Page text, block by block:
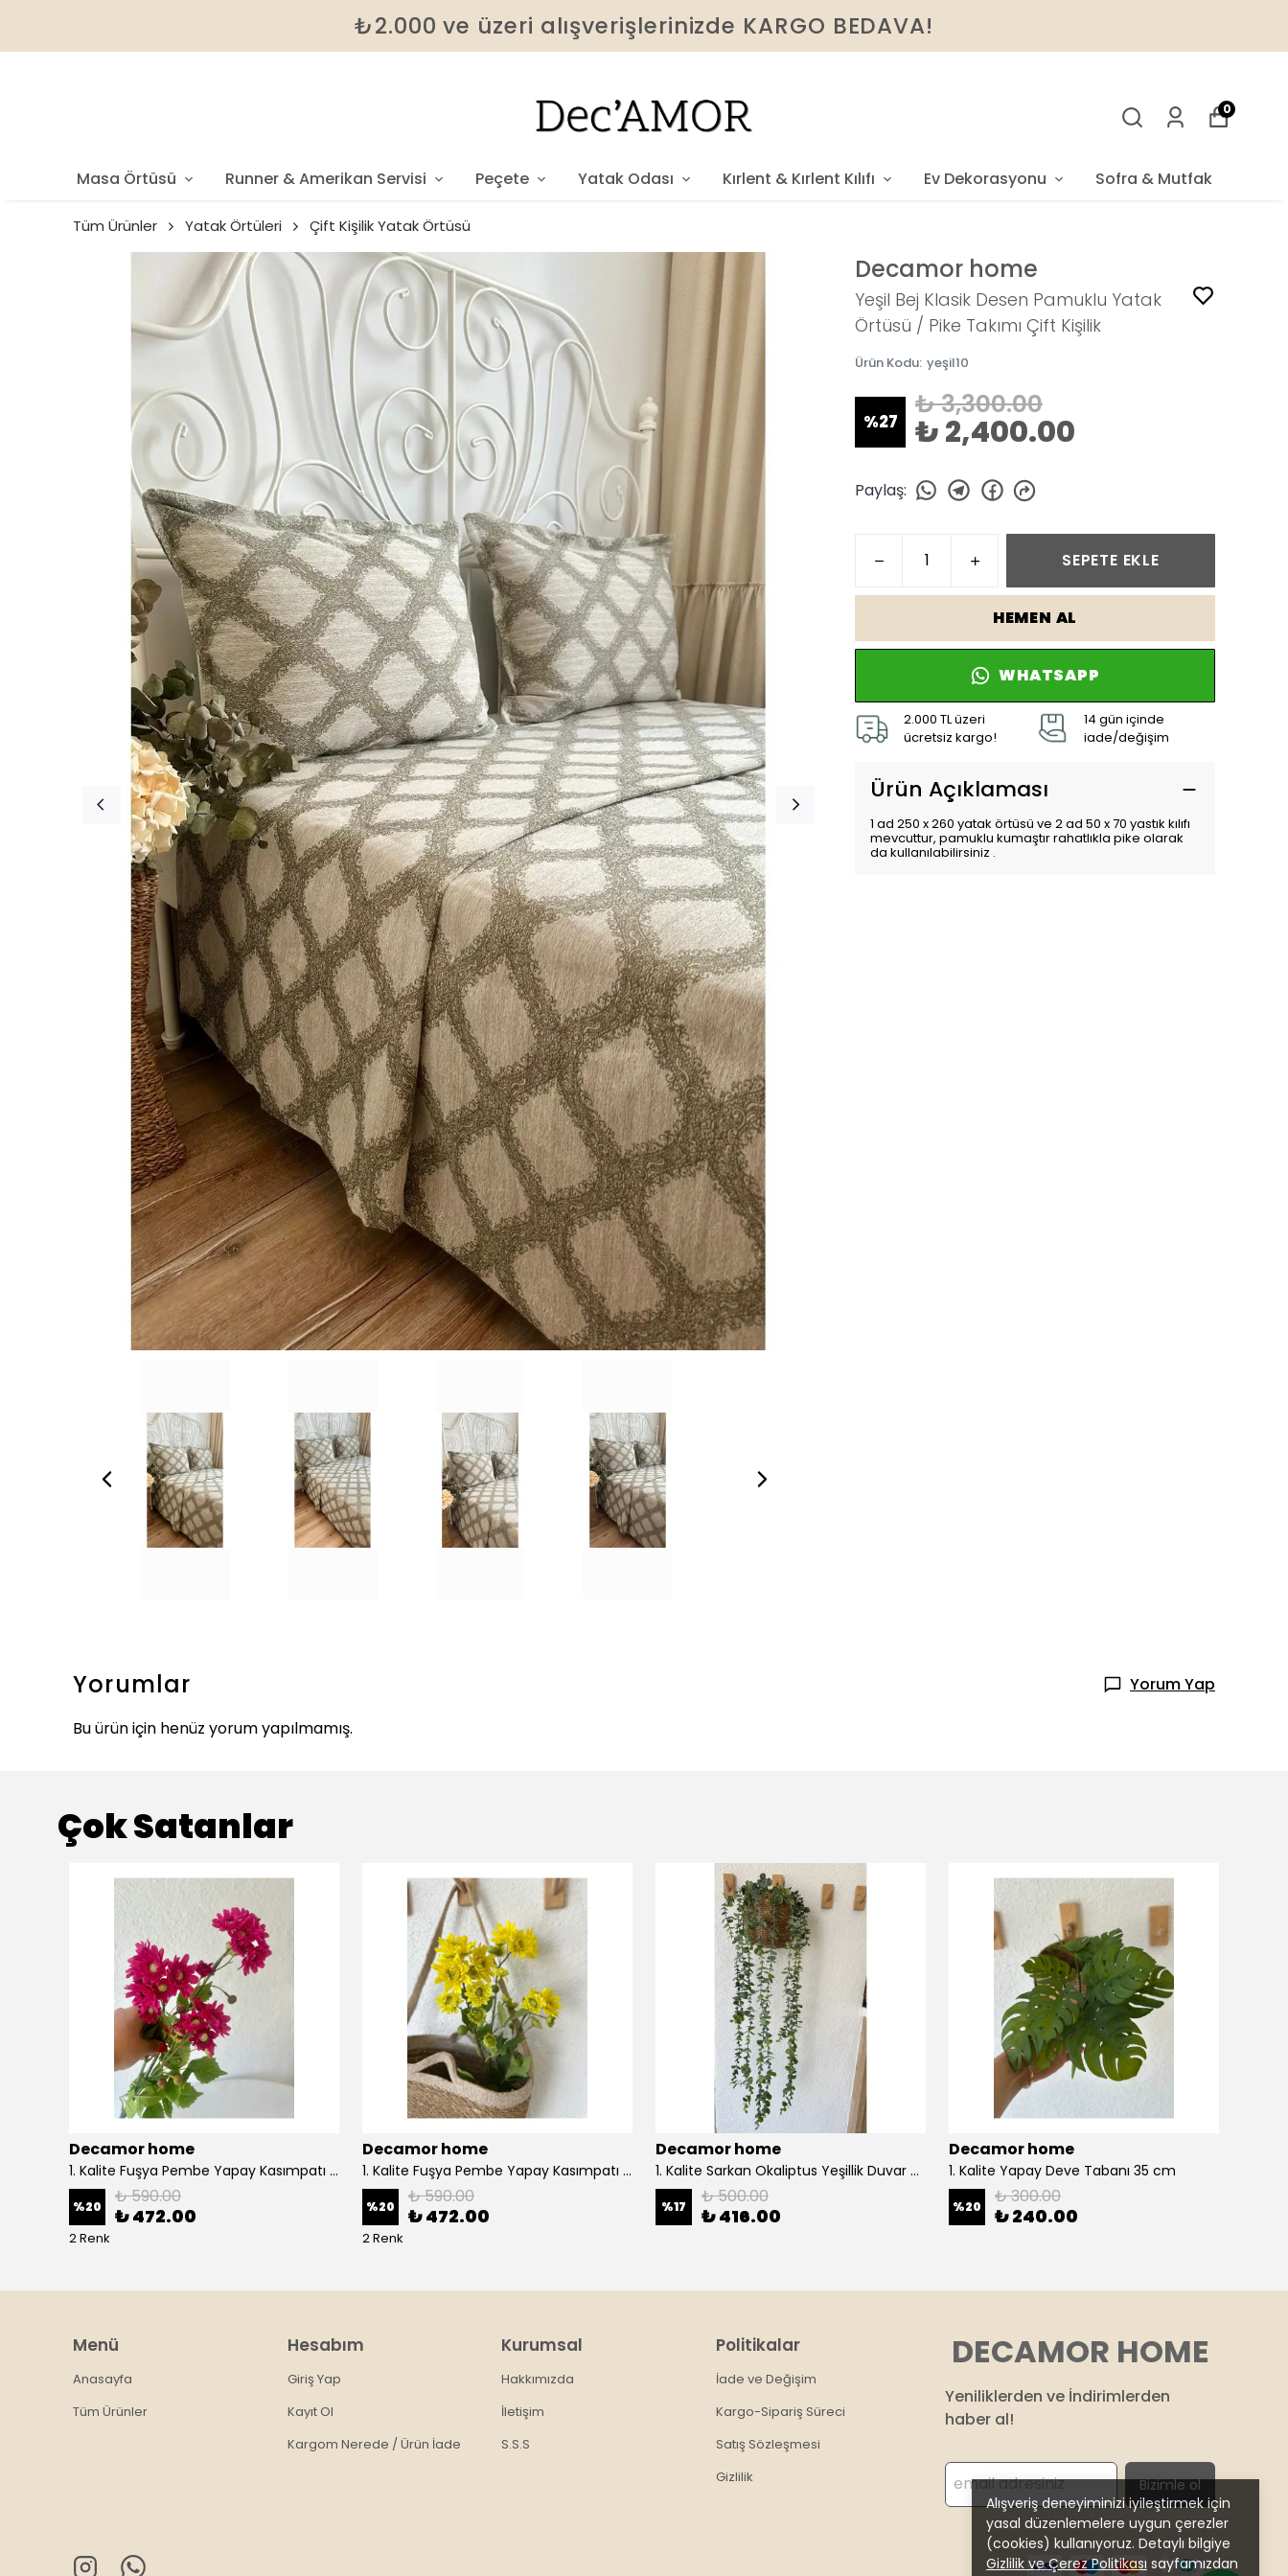
₺2.000 ve üzeri alışverişlerinizde KARGO BEDAVA!
Masa Örtüsü Runner & Amerikan Servisi Peçete Yatak Odası Kırlent & Kırlent Kılıfı Ev Dekorasyonu Sofra & Mutfak
0
Alışveriş deneyiminizi iyileştirmek için
yasal düzenlemelere uygun çerezler
(cookies) kullanıyoruz. Detaylı bilgiye
Gizlilik ve Çerez Politikası sayfamızdan
Tüm Ürünler Yatak Örtüleri Çift Kişilik Yatak Örtüsü
Decamor home
Yeşil Bej Klasik Desen Pamuklu Yatak
Örtüsü / Pike Takımı Çift Kişilik
Ürün Kodu: yeşil10
%27
₺ 3,300.00
₺ 2,400.00
Paylaş:
SEPETE EKLE
HEMEN AL
WHATSAPP
2.000 TL üzeri
ücretsiz kargo!
14 gün içinde
iade/değişim
Ürün Açıklaması
1 ad 250 x 260 yatak örtüsü ve 2 ad 50 x 70 yastık kılıfı
mevcuttur, pamuklu kumaştır rahatlıkla pike olarak
da kullanılabilirsiniz .
Yorumlar
Yorum Yap
Bu ürün için henüz yorum yapılmamış.
Çok Satanlar
Decamor home
1. Kalite Fuşya Pembe Yapay Kasımpatı Dalı Çiçeği 80 cm - Pembee
%20 ₺ 590.00
₺ 472.00
2 Renk
Decamor home
1. Kalite Fuşya Pembe Yapay Kasımpatı Dalı Çiçeği 80 cm - Sarı
%20 ₺ 590.00
₺ 472.00
2 Renk
Decamor home
1. Kalite Sarkan Okaliptus Yeşillik Duvar Çiçeği Sarmaşık 100 Cm
%17 ₺ 500.00
₺ 416.00
Decamor home
1. Kalite Yapay Deve Tabanı 35 cm
%20 ₺ 300.00
₺ 240.00
Menü
Anasayfa
Tüm Ürünler
Hesabım
Giriş Yap
Kayıt Ol
Kargom Nerede / Ürün İade
Kurumsal
Hakkımızda
İletişim
S.S.S
Politikalar
İade ve Değişim
Kargo-Sipariş Süreci
Satış Sözleşmesi
Gizlilik
DECAMOR HOME
Yeniliklerden ve İndirimlerden
haber al!
Bizimle ol